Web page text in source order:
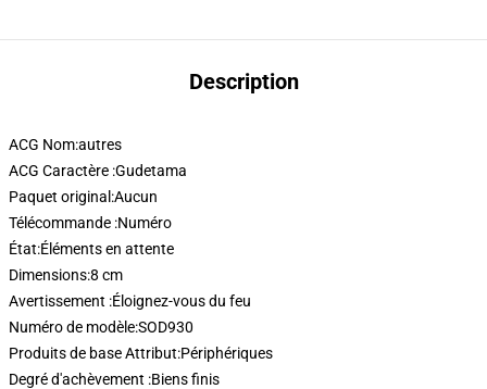
Description
ACG Nom:autres
ACG Caractère :Gudetama
Paquet original:Aucun
Télécommande :Numéro
État:Éléments en attente
Dimensions:8 cm
Avertissement :Éloignez-vous du feu
Numéro de modèle:SOD930
Produits de base Attribut:Périphériques
Degré d'achèvement :Biens finis